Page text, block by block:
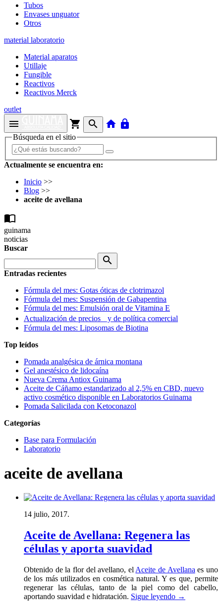
Tubos
Envases unguator
Otros
material laboratorio
Material aparatos
Utillaje
Fungible
Reactivos
Reactivos Merck
outlet
menu shopping_cart search home lock
Búsqueda en el sitio
Actualmente se encuentra en:
Inicio >>
Blog >>
aceite de avellana
import_contacts
guinama
noticias
Buscar
search
Entradas recientes
Fórmula del mes: Gotas óticas de clotrimazol
Fórmula del mes: Suspensión de Gabapentina
Fórmula del mes: Emulsión oral de Vitamina E
Actualización de precios y de política comercial
Fórmula del mes: Liposomas de Biotina
Top leídos
Pomada analgésica de árnica montana
Gel anestésico de lidocaína
Nueva Crema Antiox Guinama
Aceite de Cáñamo estandarizado al 2,5% en CBD, nuevo
activo cosmético disponible en Laboratorios Guinama
Pomada Salicilada con Ketoconazol
Categorías
Base para Formulación
Laboratorio
aceite de avellana
14 julio, 2017.
Aceite de Avellana: Regenera las
células y aporta suavidad
Obtenido de la flor del avellano, el Aceite de Avellana es uno
de los más utilizados en cosmética natural. Y es que, permite
regenerar las células, tanto de la piel como del cabello,
aportando suavidad e hidratación. Sigue leyendo →